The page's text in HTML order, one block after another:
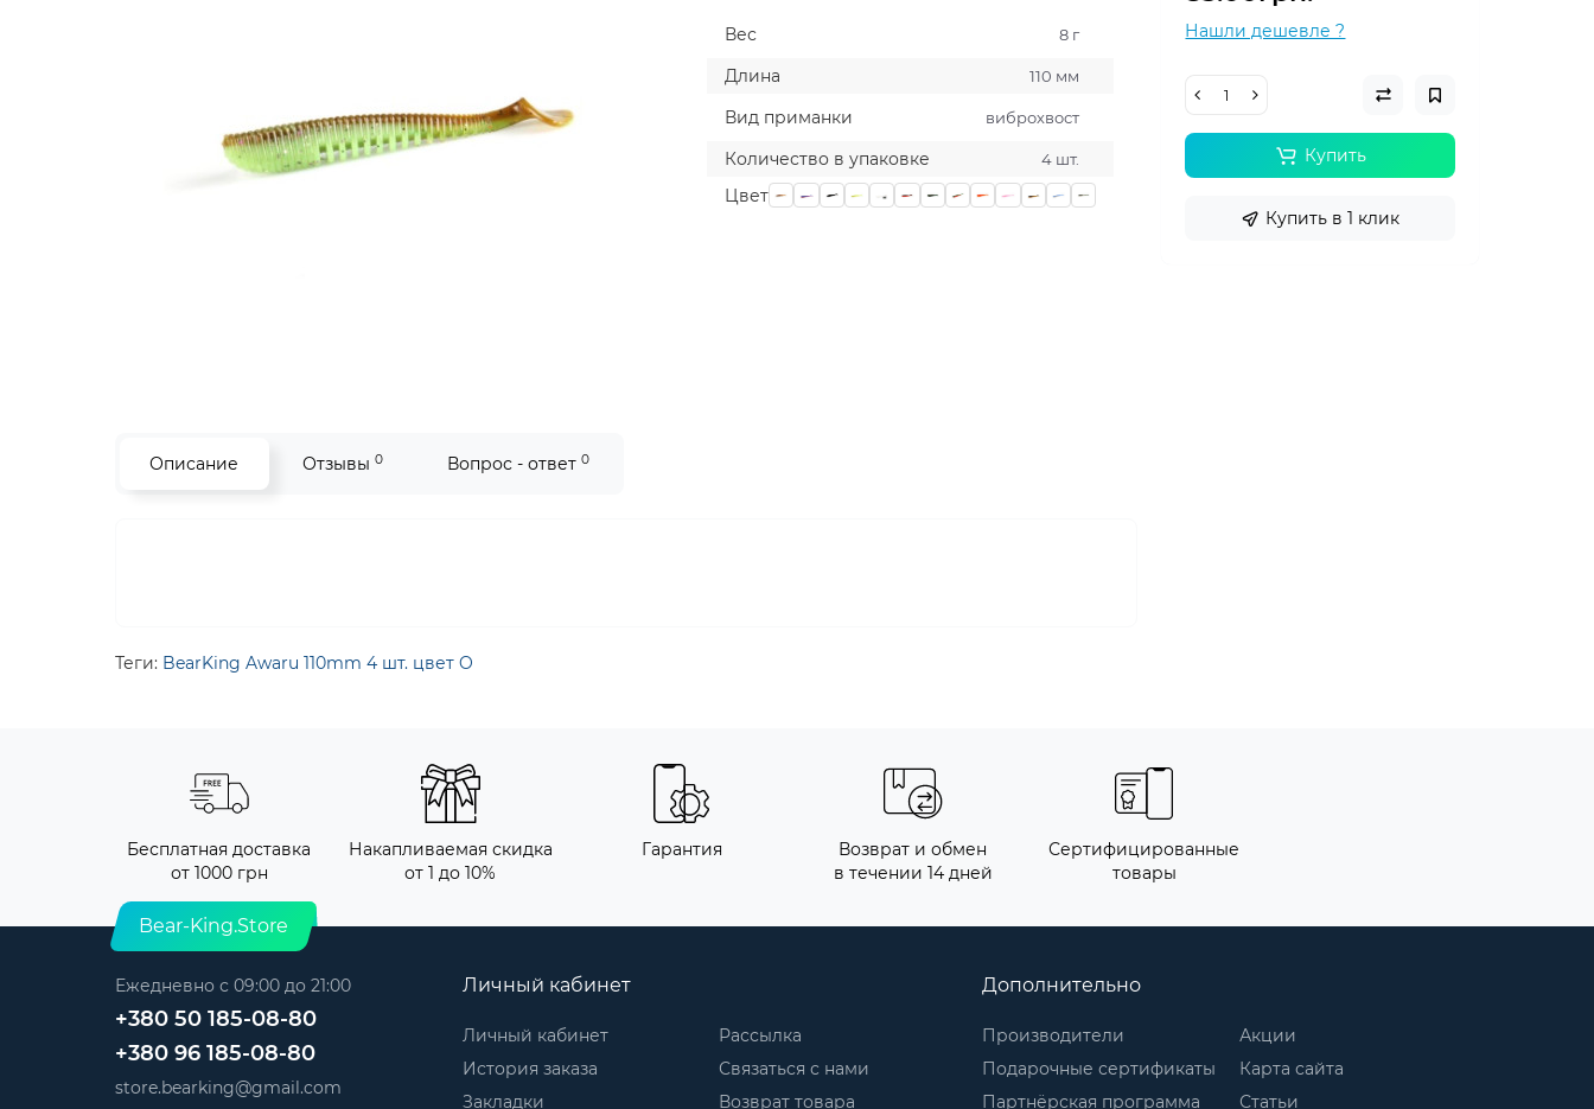
Вес 8 г
Длина 110 мм
Вид приманки виброхвост
Количество в упаковке 4 шт.
Цвет
Нашли дешевле ?
Купить
Купить в 1 клик
Описание Отзывы 0 Вопрос - ответ 0
Теги: BearKing Awaru 110mm 4 шт. цвет O
Бесплатная доставка
от 1000 грн
Накапливаемая скидка
от 1 до 10%
Гарантия
Возврат и обмен
в течении 14 дней
Сертифицированные
товары
Bear-King.Store
Ежедневно с 09:00 до 21:00
+380 50 185-08-80
+380 96 185-08-80
store.bearking@gmail.com
Личный кабинет
Личный кабинет
История заказа
Закладки
Рассылка
Связаться с нами
Возврат товара
Дополнительно
Производители
Подарочные сертификаты
Партнёрская программа
Акции
Карта сайта
Статьи